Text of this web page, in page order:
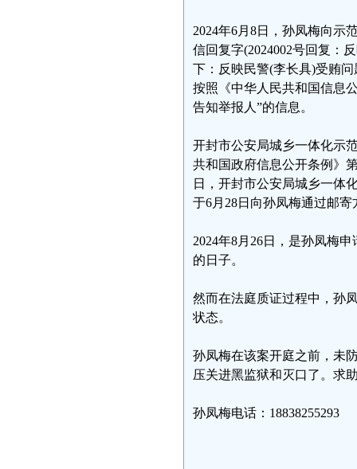
2024年6月8日，孙凤梅向示
信回复字(2024002号回复：
下：反映民警(李长具)受贿
按照《中华人民共和国信息
告知举报人”的信息。
开封市公安局城乡一体化示
共和国政府信息公开条例》
日，开封市公安局城乡一体
于6月28日向孙凤梅通过邮寄
2024年8月26日，是孙凤梅
的日子。
然而在法庭质证过程中，孙
状态。
孙凤梅在该案开庭之前，未
压关进黑监狱和灭口了。求
孙凤梅电话：18838255293